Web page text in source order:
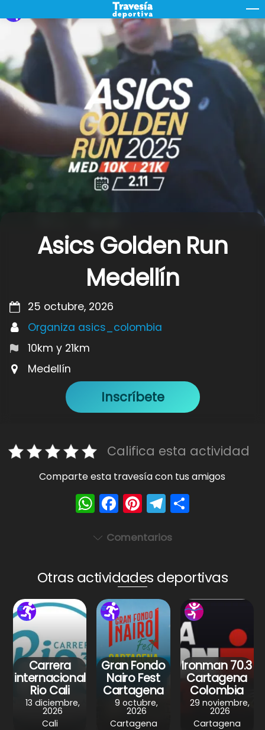
to
content
Asics Golden Run
Medellín
25 octubre, 2026
Organiza asics_colombia
10km y 21km
Medellín
Inscríbete
Califica esta actividad
Comparte esta travesía con tus amigos
W
h
a
A
p
p
F
a
c
b
o
o
k
Pi
nt
er
st
T
el
e
a
m
Comentarios
Otras actividades deportivas
Carrera
internacional
Rio Cali
13 diciembre,
2026
Cali
Gran Fondo
Nairo Fest
Cartagena
9 octubre,
2026
Cartagena
Ironman 70.3
Cartagena
Colombia
29 noviembre,
2026
Cartagena